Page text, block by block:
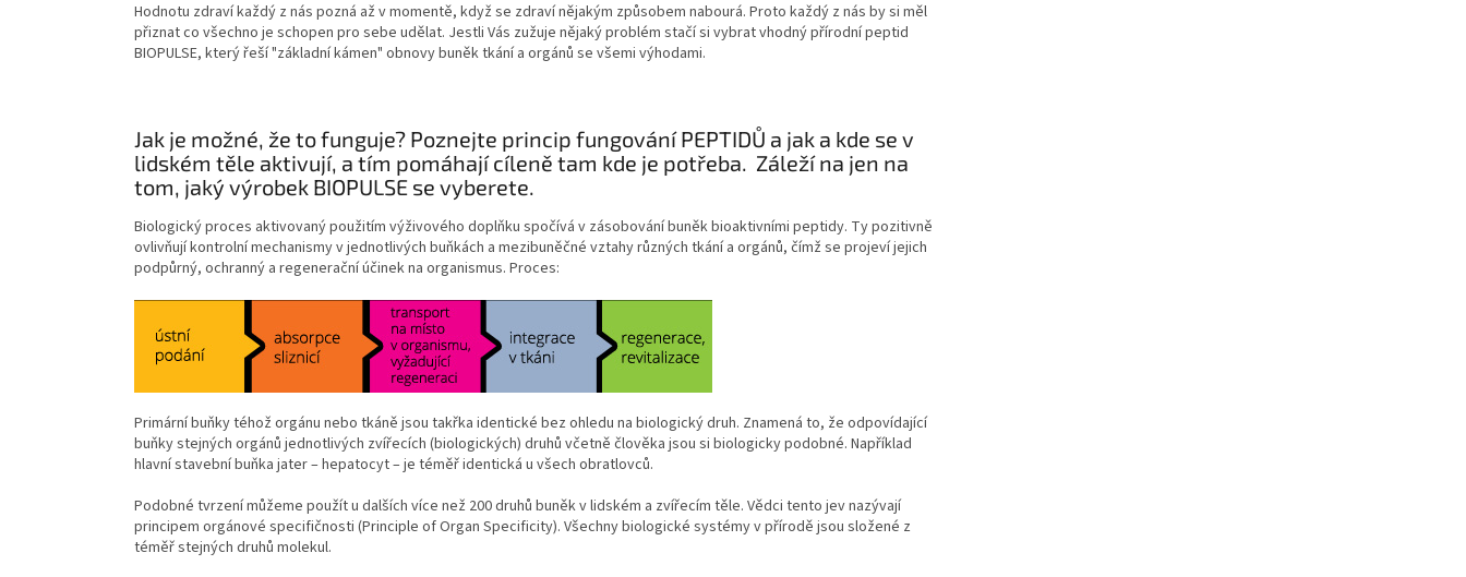
Hodnotu zdraví každý z nás pozná až v momentě, když se zdraví nějakým způsobem nabourá. Proto každý z nás by si měl
přiznat co všechno je schopen pro sebe udělat. Jestli Vás zužuje nějaký problém stačí si vybrat vhodný přírodní peptid
BIOPULSE, který řeší "základní kámen" obnovy buněk tkání a orgánů se všemi výhodami.
Jak je možné, že to funguje? Poznejte princip fungování PEPTIDŮ a jak a kde se v
lidském těle aktivují, a tím pomáhají cíleně tam kde je potřeba. Záleží na jen na
tom, jaký výrobek BIOPULSE se vyberete.
Biologický proces aktivovaný použitím výživového doplňku spočívá v zásobování buněk bioaktivními peptidy. Ty pozitivně
ovlivňují kontrolní mechanismy v jednotlivých buňkách a mezibuněčné vztahy různých tkání a orgánů, čímž se projeví jejich
podpůrný, ochranný a regenerační účinek na organismus. Proces:
Primární buňky téhož orgánu nebo tkáně jsou takřka identické bez ohledu na biologický druh. Znamená to, že odpovídající
buňky stejných orgánů jednotlivých zvířecích (biologických) druhů včetně člověka jsou si biologicky podobné. Například
hlavní stavební buňka jater – hepatocyt – je téměř identická u všech obratlovců.
Podobné tvrzení můžeme použít u dalších více než 200 druhů buněk v lidském a zvířecím těle. Vědci tento jev nazývají
principem orgánové specifičnosti (Principle of Organ Specificity). Všechny biologické systémy v přírodě jsou složené z
téměř stejných druhů molekul.